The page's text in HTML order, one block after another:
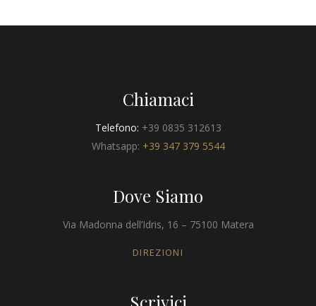
Chiamaci
Telefono: +39 0835 312613
Whatsapp: +39 347 379 5544
Dove Siamo
Via Madonna dell’Idris, 16 – 75100 Matera
DIREZIONI